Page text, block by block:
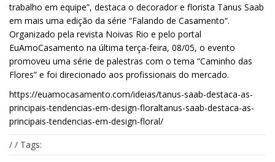
trabalho em equipe”, destaca o decorador e florista Tanus Saab
em mais uma edição da série “Falando de Casamento“.
Organizado pela revista Noivas Rio e pelo portal
EuAmoCasamento na última terça-feira, 08/05, o evento
promoveu uma série de palestras com o tema “Caminho das
Flores” e foi direcionado aos profissionais do mercado.
https://euamocasamento.com/ideias/tanus-saab-destaca-as-
principais-tendencias-em-design-floraltanus-saab-destaca-as-
principais-tendencias-em-design-floral/
/ / Tags: